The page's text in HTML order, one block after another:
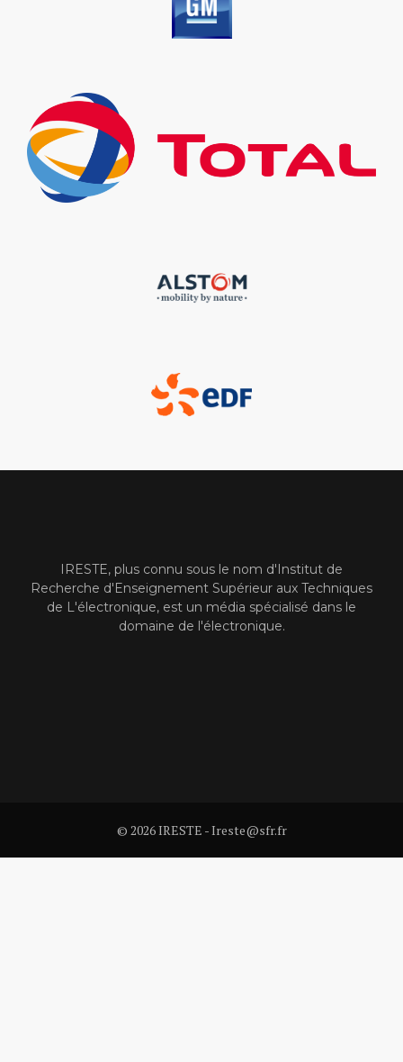
IRESTE, plus connu sous le nom d'Institut de
Recherche d'Enseignement Supérieur aux Techniques
de L'électronique, est un média spécialisé dans le
domaine de l'électronique.
© 2026 IRESTE - Ireste@sfr.fr